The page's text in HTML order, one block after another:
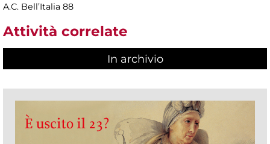
A.C. Bell’Italia 88
Attività correlate
In archivio